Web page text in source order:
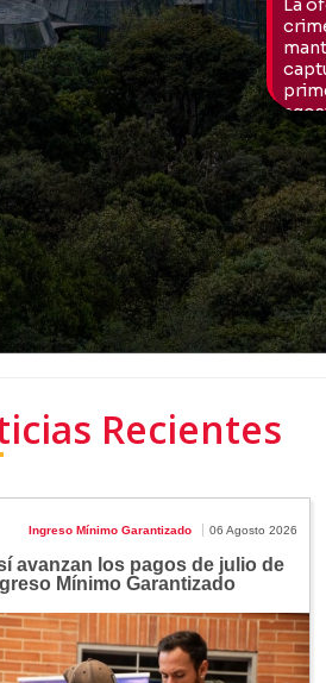
Recientes
Ingreso Mínimo Garantizado 06 Agosto 2026
avanzan los pagos de julio de
Mínimo Garantizado